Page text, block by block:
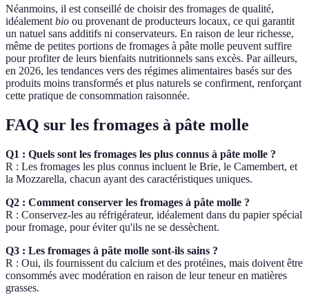
Néanmoins, il est conseillé de choisir des fromages de qualité,
idéalementbio ou provenant de producteurs locaux, ce qui garantit
un natuel sans additifs ni conservateurs. En raison de leur richesse,
même de petites portions de fromages à pâte molle peuvent suffire
pour profiter de leurs bienfaits nutritionnels sans excès. Par ailleurs,
en 2026, les tendances vers des régimes alimentaires basés sur des
produits moins transformés et plus naturels se confirment, renforçant
cette pratique de consommation raisonnée.
FAQ sur les fromages à pâte molle
Q1 : Quels sont les fromages les plus connus à pâte molle ?
R : Les fromages les plus connus incluent le Brie, le Camembert, et
la Mozzarella, chacun ayant des caractéristiques uniques.
Q2 : Comment conserver les fromages à pâte molle ?
R : Conservez-les au réfrigérateur, idéalement dans du papier spécial
pour fromage, pour éviter qu'ils ne se dessèchent.
Q3 : Les fromages à pâte molle sont-ils sains ?
R : Oui, ils fournissent du calcium et des protéines, mais doivent être
consommés avec modération en raison de leur teneur en matières
grasses.